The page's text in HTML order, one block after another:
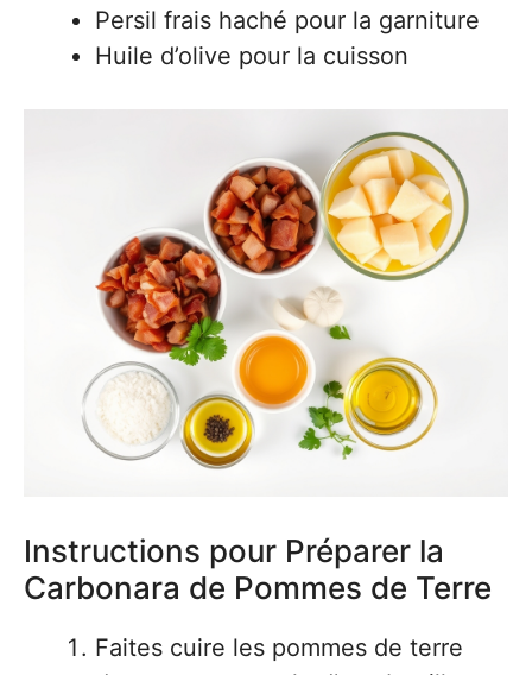
Persil frais haché pour la garniture
Huile d’olive pour la cuisson
Instructions pour Préparer la
Carbonara de Pommes de Terre
Faites cuire les pommes de terre